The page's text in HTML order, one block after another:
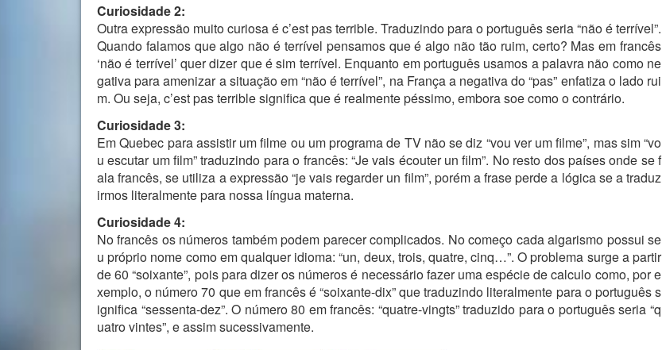
Curiosidade 2:
Outra expressão muito curiosa é c’est pas terrible. Traduzindo para o português seria “não é terrível”.
Quando falamos que algo não é terrível pensamos que é algo não tão ruim, certo? Mas em francês
‘não é terrível’ quer dizer que é sim terrível. Enquanto em português usamos a palavra não como ne
gativa para amenizar a situação em “não é terrível”, na França a negativa do “pas” enfatiza o lado rui
m. Ou seja, c’est pas terrible significa que é realmente péssimo, embora soe como o contrário.
Curiosidade 3:
Em Quebec para assistir um filme ou um programa de TV não se diz “vou ver um filme”, mas sim “vo
u escutar um film” traduzindo para o francês: “Je vais écouter un film”. No resto dos países onde se f
ala francês, se utiliza a expressão “je vais regarder un film”, porém a frase perde a lógica se a traduz
irmos literalmente para nossa língua materna.
Curiosidade 4:
No francês os números também podem parecer complicados. No começo cada algarismo possui se
u próprio nome como em qualquer idioma: “un, deux, trois, quatre, cinq…”. O problema surge a partir
de 60 “soixante”, pois para dizer os números é necessário fazer uma espécie de calculo como, por e
xemplo, o número 70 que em francês é “soixante-dix” que traduzindo literalmente para o português s
ignifica “sessenta-dez”. O número 80 em francês: “quatre-vingts” traduzido para o português seria “q
uatro vintes”, e assim sucessivamente.